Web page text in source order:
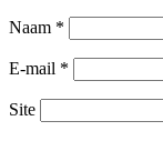
Naam *
E-mail *
Site